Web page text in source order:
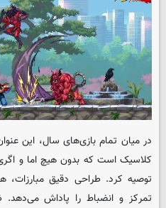
در میان تمام بازی‌های سال، این
کلاسیک است که بدون هیچ اما و
توصیه کرد. طراحی دقیق مبارزات،
تمرکز و انضباط را پاداش